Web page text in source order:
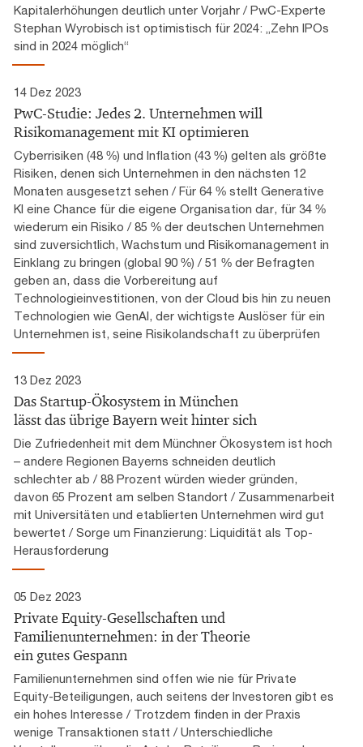
Kapitalerhöhungen deutlich unter Vorjahr / PwC-Experte
Stephan Wyrobisch ist optimistisch für 2024: „Zehn IPOs
sind in 2024 möglich“
14 Dez 2023
PwC-Studie: Jedes 2. Unternehmen will
Risikomanagement mit KI optimieren
Cyberrisiken (48 %) und Inflation (43 %) gelten als größte
Risiken, denen sich Unternehmen in den nächsten 12
Monaten ausgesetzt sehen / Für 64 % stellt Generative
KI eine Chance für die eigene Organisation dar, für 34 %
wiederum ein Risiko / 85 % der deutschen Unternehmen
sind zuversichtlich, Wachstum und Risikomanagement in
Einklang zu bringen (global 90 %) / 51 % der Befragten
geben an, dass die Vorbereitung auf
Technologieinvestitionen, von der Cloud bis hin zu neuen
Technologien wie GenAI, der wichtigste Auslöser für ein
Unternehmen ist, seine Risikolandschaft zu überprüfen
13 Dez 2023
Das Startup-Ökosystem in München
lässt das übrige Bayern weit hinter sich
Die Zufriedenheit mit dem Münchner Ökosystem ist hoch
– andere Regionen Bayerns schneiden deutlich
schlechter ab / 88 Prozent würden wieder gründen,
davon 65 Prozent am selben Standort / Zusammenarbeit
mit Universitäten und etablierten Unternehmen wird gut
bewertet / Sorge um Finanzierung: Liquidität als Top-
Herausforderung
05 Dez 2023
Private Equity-Gesellschaften und
Familienunternehmen: in der Theorie
ein gutes Gespann
Familienunternehmen sind offen wie nie für Private
Equity-Beteiligungen, auch seitens der Investoren gibt es
ein hohes Interesse / Trotzdem finden in der Praxis
wenige Transaktionen statt / Unterschiedliche